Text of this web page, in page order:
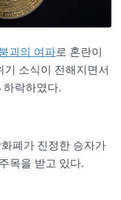
괴의 여파로 혼란이
소식이 전해지면서
하락하였다.
폐가 진정한 승자가
목을 받고 있다.